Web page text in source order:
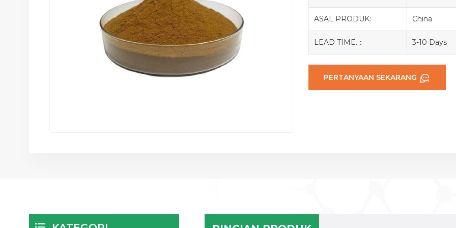
ASAL PRODUK: China
LEAD TIME.： 3-10 Days
PERTANYAAN SEKARANG